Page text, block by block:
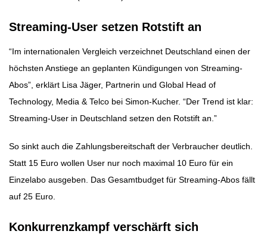
Streaming-User setzen Rotstift an
“Im internationalen Vergleich verzeichnet Deutschland einen der
höchsten Anstiege an geplanten Kündigungen von Streaming-
Abos”, erklärt Lisa Jäger, Partnerin und Global Head of
Technology, Media & Telco bei Simon-Kucher. “Der Trend ist klar:
Streaming-User in Deutschland setzen den Rotstift an.”
So sinkt auch die Zahlungsbereitschaft der Verbraucher deutlich.
Statt 15 Euro wollen User nur noch maximal 10 Euro für ein
Einzelabo ausgeben. Das Gesamtbudget für Streaming-Abos fällt
auf 25 Euro.
Konkurrenzkampf verschärft sich